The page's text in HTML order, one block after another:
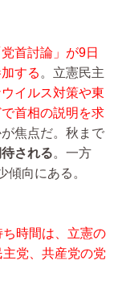
党首討論」が9日
する 。立憲民主
イルス対策や東
首相の説明を求
焦点だ。秋まで
される。一方
傾向にある。
ち時間は、立憲の
党、共産党の党